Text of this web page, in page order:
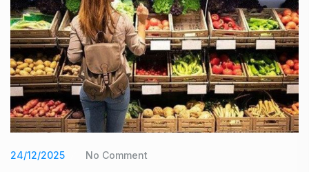
24/12/2025 No Comment